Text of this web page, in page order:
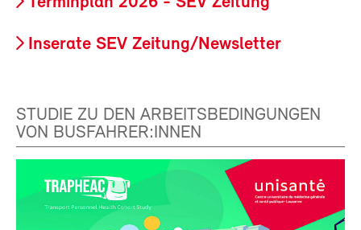
Inserate SEV Zeitung/Newsletter
STUDIE ZU DEN ARBEITSBEDINGUNGEN
VON BUSFAHRER:INNEN